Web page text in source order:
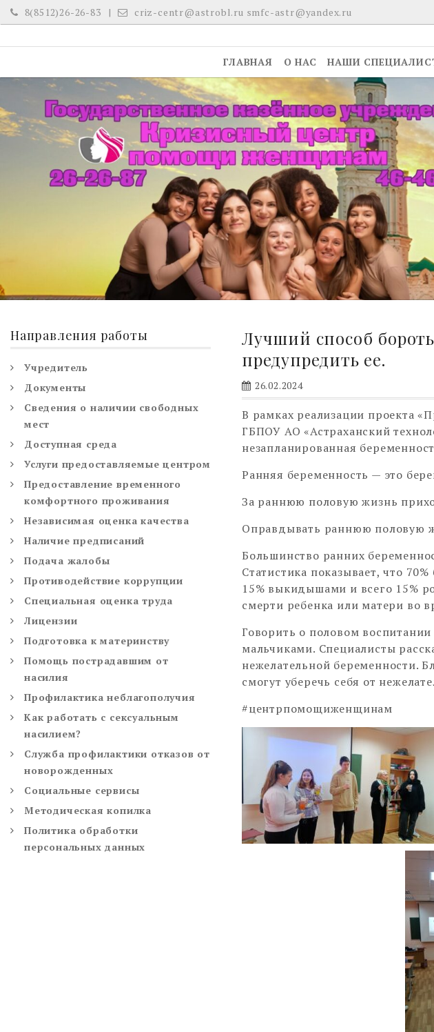
Skip
to
8(8512)26-26-83 criz-centr@astrobl.ru smfc-astr@yandex.ru
ГЛАВНАЯ О НАС НАШИ
Лучший способ
предупредить ее.
26.02.2024
В рамках реализации проекта
ГБПОУ АО «Астраханский
незапланированная
Ранняя беременность — это
За раннюю половую жизнь
Оправдывать раннюю половую
Большинство ранних
Статистика показывает, что
15% выкидышами и всего 15%
смерти ребенка или матери во
Говорить о половом
мальчиками. Специалисты
нежелательной беременности.
смогут уберечь себя от
#центрпомощиженщинам
Направления работы
Учредитель
Документы
Сведения о наличии свободных
мест
Доступная среда
Услуги предоставляемые центром
Предоставление временного
комфортного проживания
Независимая оценка качества
Наличие предписаний
Подача жалобы
Противодействие коррупции
Специальная оценка труда
Лицензии
Подготовка к материнству
Помощь пострадавшим от
насилия
Профилактика неблагополучия
Как работать с сексуальным
насилием?
Служба профилактики отказов от
новорожденных
Социальные сервисы
Методическая копилка
Политика обработки
персональных данных